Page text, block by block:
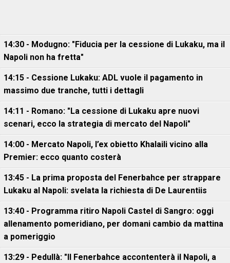
14:30 - Modugno: "Fiducia per la cessione di Lukaku, ma il
Napoli non ha fretta"
14:15 - Cessione Lukaku: ADL vuole il pagamento in
massimo due tranche, tutti i dettagli
14:11 - Romano: "La cessione di Lukaku apre nuovi
scenari, ecco la strategia di mercato del Napoli"
14:00 - Mercato Napoli, l’ex obietto Khalaili vicino alla
Premier: ecco quanto costerà
13:45 - La prima proposta del Fenerbahce per strappare
Lukaku al Napoli: svelata la richiesta di De Laurentiis
13:40 - Programma ritiro Napoli Castel di Sangro: oggi
allenamento pomeridiano, per domani cambio da mattina
a pomeriggio
13:29 - Pedullà: "Il Fenerbahce accontenterà il Napoli, a